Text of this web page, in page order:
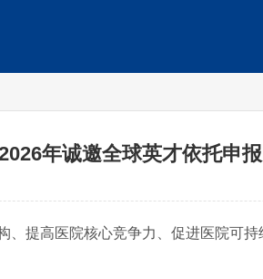
年诚邀全球英才依托申
、提高医院核心竞争力、促进医院可